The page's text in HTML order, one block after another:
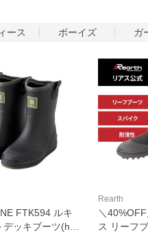
ース ボーイズ ガ
FTK594 ルキ
ッキブーツ(hd-f
Rearth
＼
ス リーフ